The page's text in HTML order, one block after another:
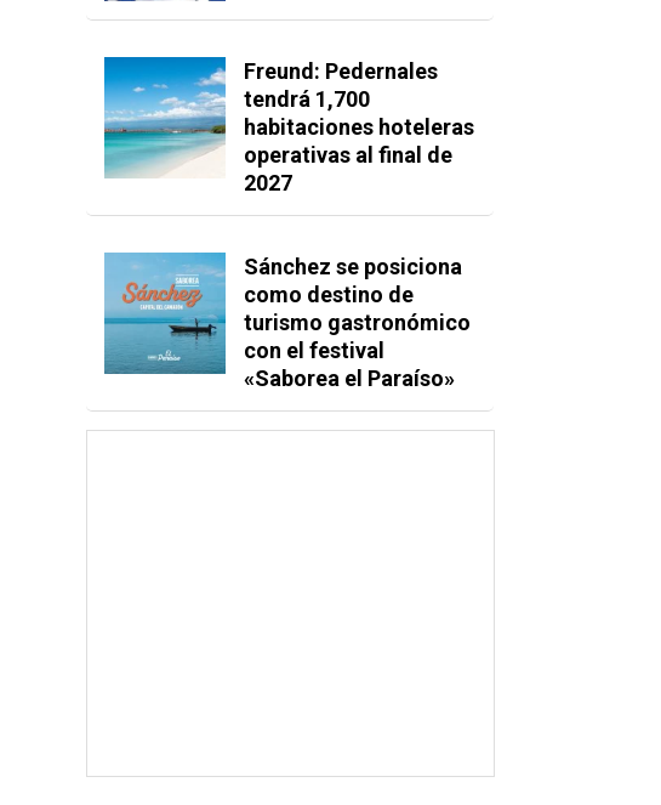
Freund: Pedernales
tendrá 1,700
habitaciones hoteleras
operativas al final de
2027
Sánchez se posiciona
como destino de
turismo gastronómico
con el festival
«Saborea el Paraíso»